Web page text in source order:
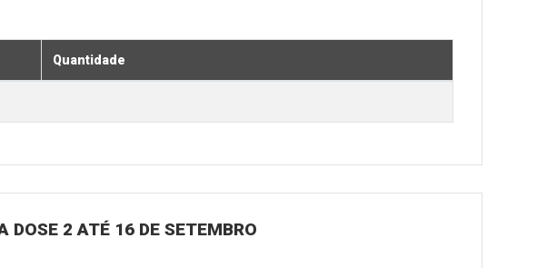
Quantidade
DOSE 2 ATÉ 16 DE SETEMBRO